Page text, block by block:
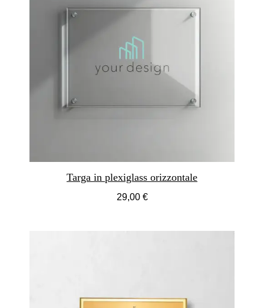
Targa in plexiglass orizzontale
29,00 €